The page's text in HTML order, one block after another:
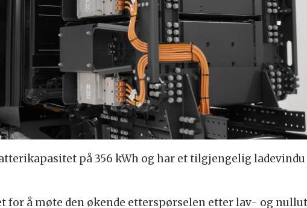
på 356 kWh og har et tilgjengelig ladevindu
for å møte den økende etterspørselen etter lav- og